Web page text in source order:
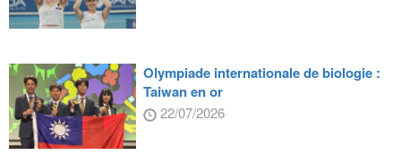
Olympiade internationale de biologie :
Taiwan en or
22/07/2026